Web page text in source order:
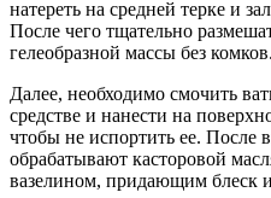
натереть на средней терке и
После чего тщательно
гелеобразной массы без комков.
Далее, необходимо смочить
средстве и нанести на
чтобы не испортить ее. После
обрабатывают касторовой
вазелином, придающим блеск